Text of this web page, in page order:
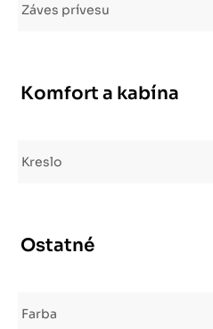
Záves prívesu
Komfort a kabína
Kreslo
Ostatné
Farba